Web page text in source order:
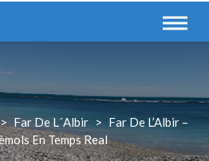
Far De L´Albir > Far De L’Albir –
En Temps Real